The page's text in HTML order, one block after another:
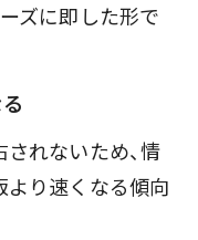
ズに即した形で
れないため、情
り速くなる傾向